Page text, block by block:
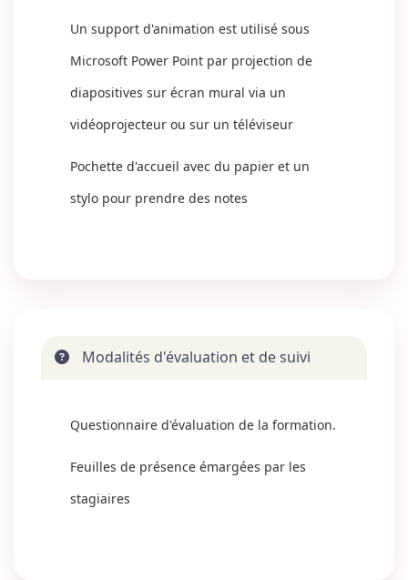
Un support d'animation est utilisé sous
Microsoft Power Point par projection de
diapositives sur écran mural via un
vidéoprojecteur ou sur un téléviseur
Pochette d'accueil avec du papier et un
stylo pour prendre des notes
Modalités d'évaluation et de suivi
Questionnaire d'évaluation de la formation.
Feuilles de présence émargées par les
stagiaires